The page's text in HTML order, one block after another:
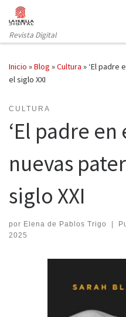
Saltar al contenido
Revista Digital
Inicio »Blog »Cultura » ‘El padre
el siglo XXI
CULTURA
‘El padre en
nuevas
siglo XXI
por Elena de Pablos Trigo |
2025